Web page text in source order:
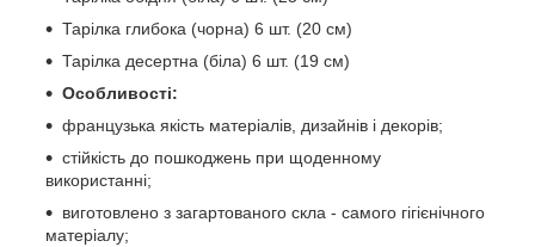
Тарілка глибока (чорна) 6 шт. (20 см)
Тарілка десертна (біла) 6 шт. (19 см)
Особливості:
французька якість матеріалів, дизайнів і декорів;
стійкість до пошкоджень при щоденному
використанні;
виготовлено з загартованого скла - самого гігієнічного
матеріалу;